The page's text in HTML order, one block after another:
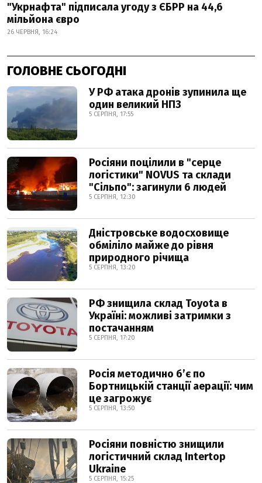
"Укрнафта" підписала угоду з ЄБРР на 44,6
мільйона євро
26 ЧЕРВНЯ, 16:24
ГОЛОВНЕ СЬОГОДНІ
У РФ атака дронів зупинила ще
один великий НПЗ
5 СЕРПНЯ, 17:55
Росіяни поцілили в "серце
логістики" NOVUS та склади
"Сільпо": загинули 6 людей
5 СЕРПНЯ, 12:30
Дністровське водосховище
обміліло майже до рівня
природного річища
5 СЕРПНЯ, 13:20
РФ знищила склад Toyota в
Україні: можливі затримки з
постачанням
5 СЕРПНЯ, 17:20
Росія методично б’є по
Бортницькій станції аерації: чим
це загрожує
5 СЕРПНЯ, 13:50
Росіяни повністю знищили
логістичний склад Intertop
Ukraine
5 СЕРПНЯ, 15:25